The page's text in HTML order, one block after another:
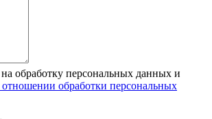
на обработку персональных данных и
обработки персональных